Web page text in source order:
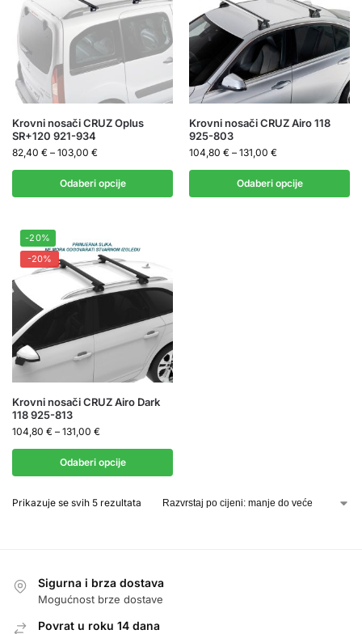
Krovni nosači CRUZ Oplus
SR+120 921-934
82,40 € – 103,00 €
Odaberi opcije
Krovni nosači CRUZ Airo 118
925-803
104,80 € – 131,00 €
Odaberi opcije
-20%
-20%
Krovni nosači CRUZ Airo Dark
118 925-813
104,80 € – 131,00 €
Odaberi opcije
Prikazuje se svih 5 rezultata
Sigurna i brza dostava
Mogućnost brze dostave
Povrat u roku 14 dana